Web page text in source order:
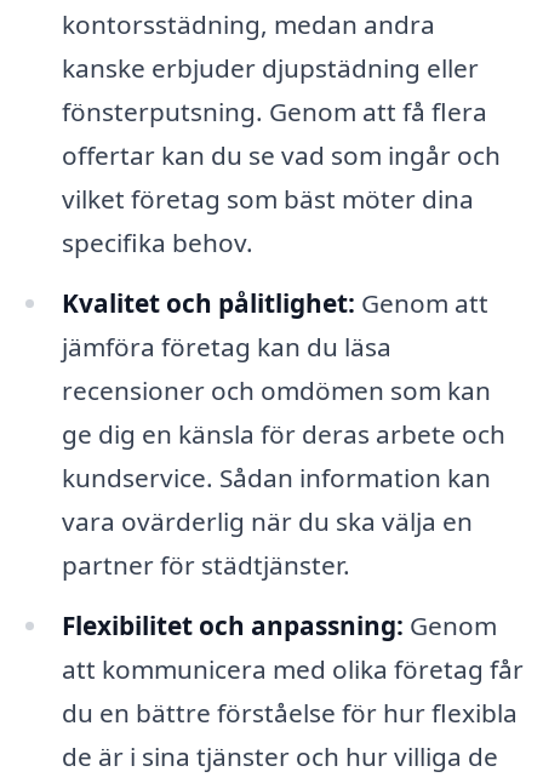
kontorsstädning, medan andra
kanske erbjuder djupstädning eller
fönsterputsning. Genom att få flera
offertar kan du se vad som ingår och
vilket företag som bäst möter dina
specifika behov.
Kvalitet och pålitlighet: Genom att
jämföra företag kan du läsa
recensioner och omdömen som kan
ge dig en känsla för deras arbete och
kundservice. Sådan information kan
vara ovärderlig när du ska välja en
partner för städtjänster.
Flexibilitet och anpassning: Genom
att kommunicera med olika företag får
du en bättre förståelse för hur flexibla
de är i sina tjänster och hur villiga de